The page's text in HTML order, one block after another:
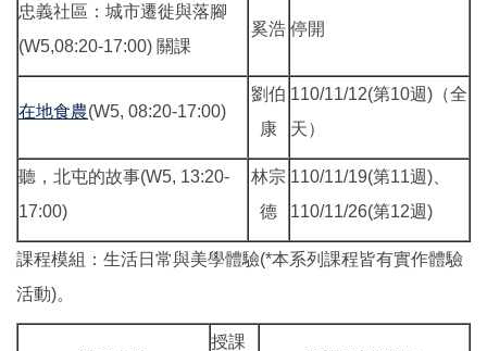
忠義社區：城市遷徙與落腳
(W5,08:20-17:00) 關課
奚浩 停開
在地食農(W5, 08:20-17:00)
劉伯
康
110/11/12(第10週)（全
天）
聽，北屯的故事(W5, 13:20-
17:00)
林宗
德
110/11/19(第11週)、
110/11/26(第12週)
課程模組：生活日常與美學體驗(*本系列課程皆有實作體驗
活動)。
授課